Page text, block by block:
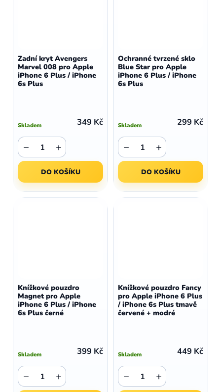
Zadní kryt Avengers
Marvel 008 pro Apple
iPhone 6 Plus / iPhone
6s Plus
Skladem 349 Kč
+
−
DO KOŠÍKU
Ochranné tvrzené sklo
Blue Star pro Apple
iPhone 6 Plus / iPhone
6s Plus
Skladem 299 Kč
+
−
DO KOŠÍKU
Knížkové pouzdro
Magnet pro Apple
iPhone 6 Plus / iPhone
6s Plus černé
Skladem 399 Kč
+
−
Knížkové pouzdro Fancy
pro Apple iPhone 6 Plus
/ iPhone 6s Plus tmavě
červené + modré
Skladem 449 Kč
+
−